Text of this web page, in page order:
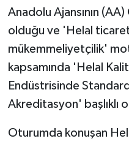
Anadolu Ajansının
olduğu ve 'Helal
mükemmeliyetçilik'
kapsamında 'Helal
Endüstrisinde
Akreditasyon' başlıklı
Oturumda konuşan